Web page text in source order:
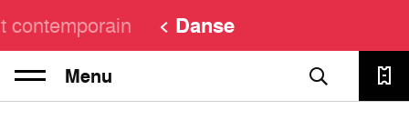
contemporain Danse
Menu